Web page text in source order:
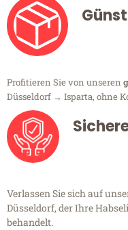
Profitieren Sie von unseren
Düsseldorf → Isparta, ohne
Verlassen Sie sich auf
Düsseldorf, der Ihre
behandelt.